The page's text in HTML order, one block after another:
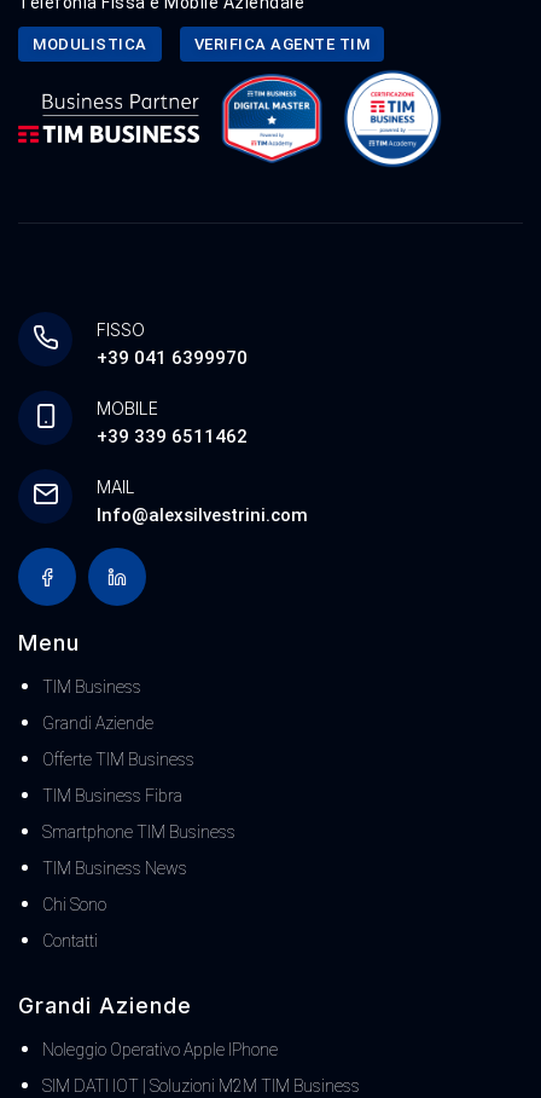
MODULISTICA VERIFICA AGENTE TIM
FISSO
+39 041 6399970
MOBILE
+39 339 6511462
MAIL
Info@alexsilvestrini.com
Menu
TIM Business
Grandi Aziende
Offerte TIM Business
TIM Business Fibra
Smartphone TIM Business
TIM Business News
Chi Sono
Contatti
Grandi Aziende
Noleggio Operativo Apple IPhone
SIM DATI IOT | Soluzioni M2M TIM Business